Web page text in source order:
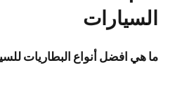
السيارات
ما هي افضل أنواع البطاريات